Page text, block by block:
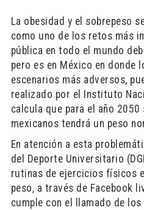
La obesidad y el sobrepeso
como uno de los retos más
pública en todo el mundo
pero es en México en donde
escenarios más adversos,
realizado por el Instituto
calcula que para el año
mexicanos tendrá un peso
En atención a esta
del Deporte Universitario
rutinas de ejercicios físicos
peso, a través de Facebook
cumple con el llamado de